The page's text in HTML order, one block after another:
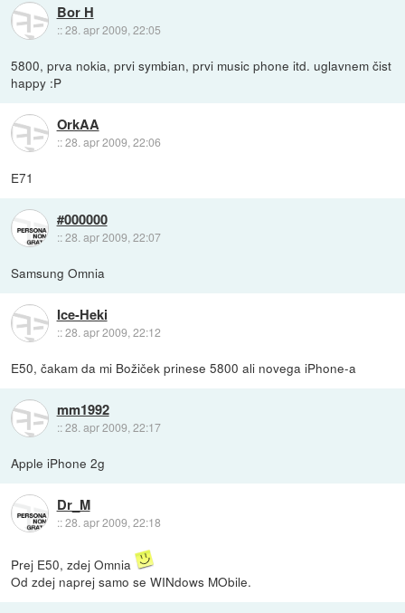
Bor H
::28. apr 2009, 22:05
5800, prva nokia, prvi symbian, prvi music phone itd. uglavnem čist
happy :P
OrkAA
::28. apr 2009, 22:06
E71
#000000
::28. apr 2009, 22:07
Samsung Omnia
Ice-Heki
::28. apr 2009, 22:12
E50, čakam da mi Božiček prinese 5800 ali novega iPhone-a
mm1992
::28. apr 2009, 22:17
Apple iPhone 2g
Dr_M
::28. apr 2009, 22:18
Prej E50, zdej Omnia
Od zdej naprej samo se WINdows MObile.